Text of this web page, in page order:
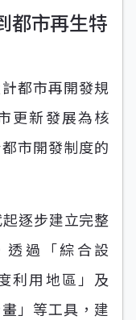
都市再生特
都市再開發規
更新發展為核
市開發制度的
逐步建立完整
過「綜合設
利用地區」及
」等工具，建